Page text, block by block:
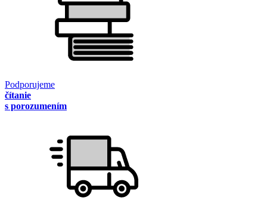
Podporujeme
čítanie
s porozumením